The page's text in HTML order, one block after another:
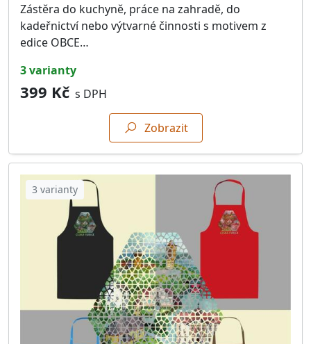
Zástěra do kuchyně, práce na zahradě, do
kadeřnictví nebo výtvarné činnosti s motivem z
edice OBCE…
3 varianty
399 Kč s DPH
Zobrazit
3 varianty